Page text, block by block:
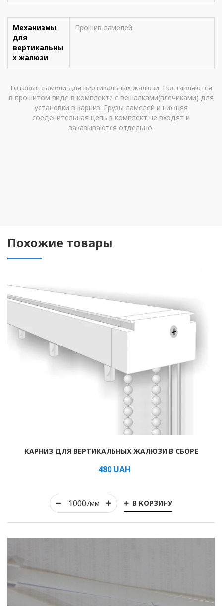
Римские
Механизмы
для
вертикальны
х жалюзи
Прошив ламелей
Готовые ламели для вертикальных жалюзи. Поставляются
в прошитом виде в комплекте с вешалками(плечиками) для
установки в карниз. Грузы ламелей и нижняя
соеденительная цепь в комплект не входят и
заказываются отдельно.
Похожие товары
/мм В КОРЗИНУ
КАРНИЗ ДЛЯ ВЕРТИКАЛЬНЫХ ЖАЛЮЗИ В СБОРЕ
480 UAH